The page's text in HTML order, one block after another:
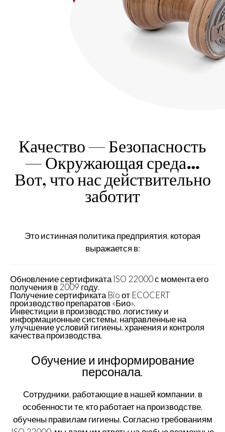
Качество — Безопасность
— Окружающая среда…
Вот, что нас действительно
заботит
Это истинная политика предприятия, которая
выражается в:
Обновление сертификата ISO 22000 с момента его
получения в 2009 году.
Получение сертификата Bio от ECOCERT
производство препаратов «Био».
Инвестиции в производство, логистику и
информационные системы, направленные на
улучшение условий гигиены, хранения и контроля
качества производства.
Обучение и информирование
персонала.
Сотрудники, работающие в нашей компании, в
особенности те, кто работает на производстве,
обучены правилам гигиены. Согласно требованиям